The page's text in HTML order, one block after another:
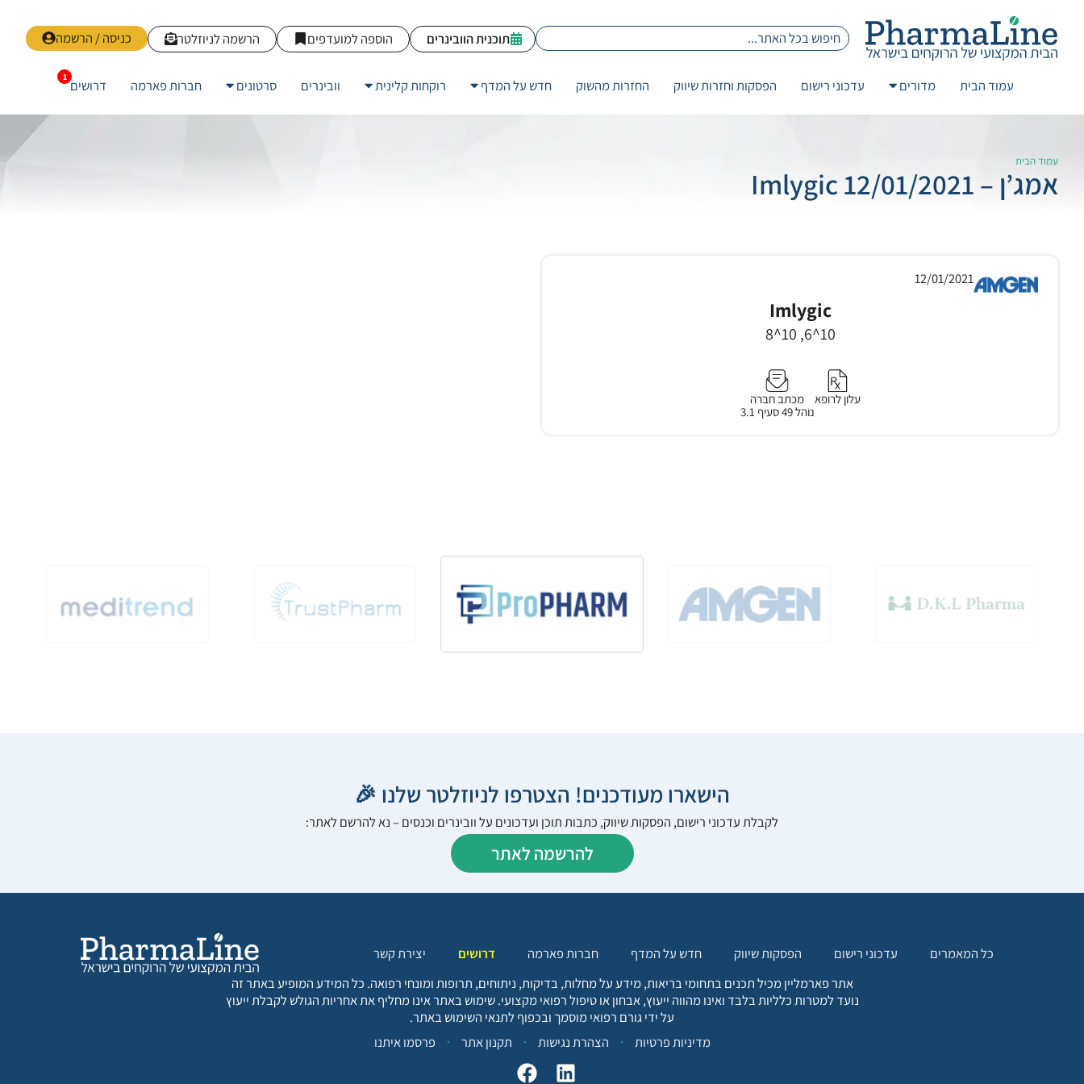
כניסה / הרשמה הרשמה לניוזלטר הוספה למועדפים תוכנית הוובינרים
עמוד הבית מדורים עדכוני רישום הפסקות וחזרות שיווק החזרות מהשוק חדש על המדף רוקחות קלינית וובינרים סרטונים חברות פארמה דרושים
עמוד הבית
אמג’ן – 12/01/2021 Imlygic
12/01/2021
Imlygic
10^6, 10^8
עלון לרופא
מכתב חברה
נוהל 49 סעיף 3.1
הישארו מעודכנים! הצטרפו לניוזלטר שלנו 🎉
לקבלת עדכוני רישום, הפסקות שיווק, כתבות תוכן ועדכונים על וובינרים וכנסים – נא להרשם לאתר:
להרשמה לאתר
כל המאמרים עדכוני רישום הפסקות שיווק חדש על המדף חברות פארמה דרושים
יצירת קשר
אתר פארמליין מכיל תכנים בתחומי בריאות, מידע על מחלות, בדיקות, ניתוחים, תרופות ומונחי רפואה. כל המידע המופיע באתר זה
נועד למטרות כלליות בלבד ואינו מהווה ייעוץ, אבחון או טיפול רפואי מקצועי. שימוש באתר אינו מחליף את אחריות הגולש לקבלת ייעוץ
על ידי גורם רפואי מוסמך ובכפוף לתנאי השימוש באתר.
מדיניות פרטיות
הצהרת נגישות תקנון אתר פרסמו איתנו